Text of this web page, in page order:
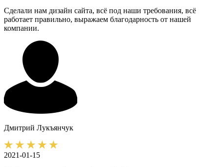
Сделали нам дизайн сайта, всё под наши требования, всё
работает правильно, выражаем благодарность от нашей
компании.
Дмитрий Лукъянчук
2021-01-15